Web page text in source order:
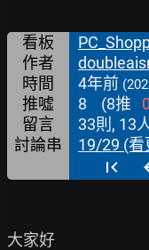
看板
作者
時間 4年前
推噓 8 (8推 0
留言
33則, 13
討論串 19/29 (看
大家好